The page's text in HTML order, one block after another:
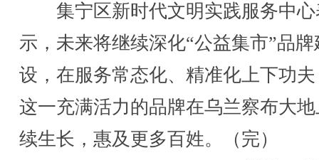
集宁区新时代文明实践服务中心
示，未来将继续深化“公益集市”品牌
设，在服务常态化、精准化上下功
这一充满活力的品牌在乌兰察布大
续生长，惠及更多百姓。（完）